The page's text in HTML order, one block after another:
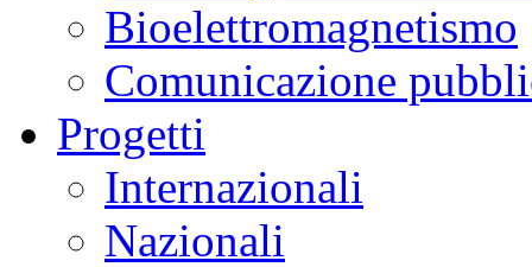
Bioelettromagnetismo
Comunicazione
Progetti
Internazionali
Nazionali